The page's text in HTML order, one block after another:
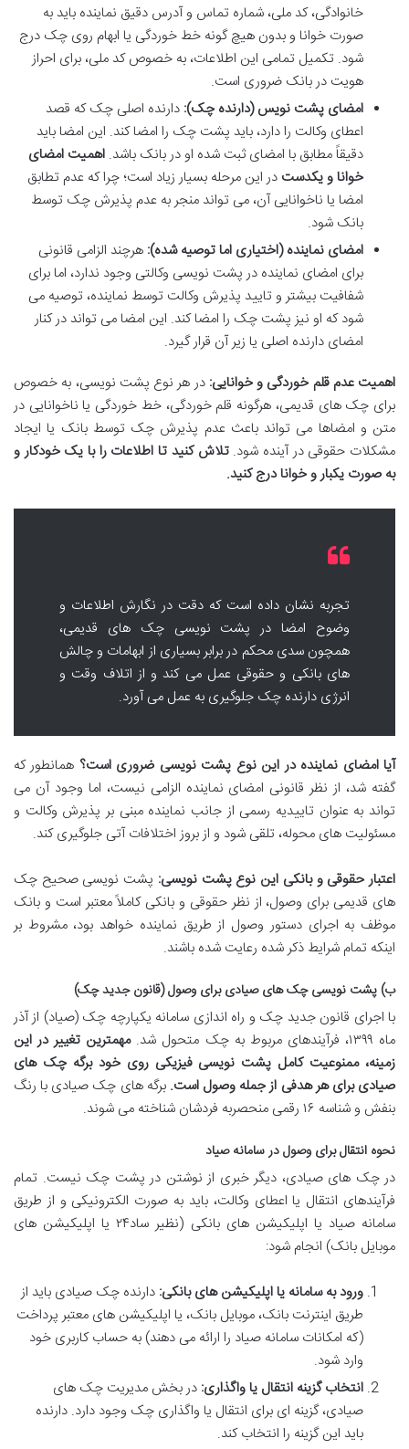
خانوادگی، کد ملی، شماره تماس و آدرس دقیق نماینده باید به
صورت خوانا و بدون هیچ گونه خط خوردگی یا ابهام روی چک درج
شود. تکمیل تمامی این اطلاعات، به خصوص کد ملی، برای احراز
هویت در بانک ضروری است.
امضای پشت نویس (دارنده چک): دارنده اصلی چک که قصد
اعطای وکالت را دارد، باید پشت چک را امضا کند. این امضا باید
دقیقاً مطابق با امضای ثبت شده او در بانک باشد. اهمیت امضای
خوانا و یکدست در این مرحله بسیار زیاد است؛ چرا که عدم تطابق
امضا یا ناخوانایی آن، می تواند منجر به عدم پذیرش چک توسط
بانک شود.
امضای نماینده (اختیاری اما توصیه شده): هرچند الزامی قانونی
برای امضای نماینده در پشت نویسی وکالتی وجود ندارد، اما برای
شفافیت بیشتر و تایید پذیرش وکالت توسط نماینده، توصیه می
شود که او نیز پشت چک را امضا کند. این امضا می تواند در کنار
امضای دارنده اصلی یا زیر آن قرار گیرد.
اهمیت عدم قلم خوردگی و خوانایی: در هر نوع پشت نویسی، به خصوص
برای چک های قدیمی، هرگونه قلم خوردگی، خط خوردگی یا ناخوانایی در
متن و امضاها می تواند باعث عدم پذیرش چک توسط بانک یا ایجاد
مشکلات حقوقی در آینده شود.تلاش کنید تا اطلاعات را با یک خودکار و
به صورت یکبار و خوانا درج کنید.
تجربه نشان داده است که دقت در نگارش اطلاعات و
وضوح امضا در پشت نویسی چک های قدیمی،
همچون سدی محکم در برابر بسیاری از ابهامات و چالش
های بانکی و حقوقی عمل می کند و از اتلاف وقت و
انرژی دارنده چک جلوگیری به عمل می آورد.
آیا امضای نماینده در این نوع پشت نویسی ضروری است؟ همانطور که
گفته شد، از نظر قانونی امضای نماینده الزامی نیست، اما وجود آن می
تواند به عنوان تاییدیه رسمی از جانب نماینده مبنی بر پذیرش وکالت و
مسئولیت های محوله، تلقی شود و از بروز اختلافات آتی جلوگیری کند.
اعتبار حقوقی و بانکی این نوع پشت نویسی: پشت نویسی صحیح چک
های قدیمی برای وصول، از نظر حقوقی و بانکی کاملاً معتبر است و بانک
موظف به اجرای دستور وصول از طریق نماینده خواهد بود، مشروط بر
اینکه تمام شرایط ذکر شده رعایت شده باشند.
ب) پشت نویسی چک های صیادی برای وصول (قانون جدید چک)
با اجرای قانون جدید چک و راه اندازی سامانه یکپارچه چک (صیاد) از آذر
ماه ۱۳۹۹، فرآیندهای مربوط به چک متحول شد.
مهمترین تغییر در این
زمینه، ممنوعیت کامل پشت نویسی فیزیکی روی خود برگه چک های
صیادی برای هر هدفی از جمله وصول است. برگه های چک صیادی با رنگ
بنفش و شناسه ۱۶ رقمی منحصربه فردشان شناخته می شوند.
نحوه انتقال برای وصول در سامانه صیاد
در چک های صیادی، دیگر خبری از نوشتن در پشت چک نیست. تمام
فرآیندهای انتقال یا اعطای وکالت، باید به صورت الکترونیکی و از طریق
سامانه صیاد یا اپلیکیشن های بانکی (نظیر ساد۲۴ یا اپلیکیشن های
موبایل بانک) انجام شود:
ورود به سامانه یا اپلیکیشن های بانکی: دارنده چک صیادی باید از
طریق اینترنت بانک، موبایل بانک، یا اپلیکیشن های معتبر پرداخت
(که امکانات سامانه صیاد را ارائه می دهند) به حساب کاربری خود
وارد شود.
انتخاب گزینه انتقال یا واگذاری: در بخش مدیریت چک های
صیادی، گزینه ای برای انتقال یا واگذاری چک وجود دارد. دارنده
باید این گزینه را انتخاب کند.